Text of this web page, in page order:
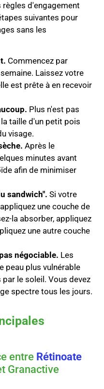
règles d'engagement
suivantes pour
sans les
Commencez par
Laissez votre
est prête à en recevoir
Plus n'est pas
taille d'un petit pois
visage.
Après le
minutes avant
afin de minimiser
sandwich". Si votre
une couche de
la absorber, appliquez
une autre couche
négociable. Les
peau plus vulnérable
le soleil. Vous devez
spectre tous les jours.
entre Rétinoate
Granactive